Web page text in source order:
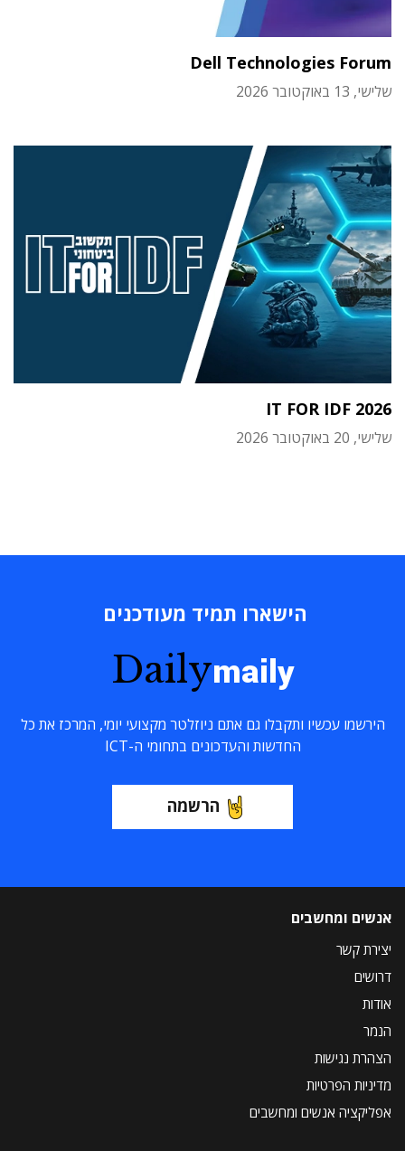
Dell Technologies Forum
שלישי, 13 באוקטובר 2026
IT FOR IDF 2026
שלישי, 20 באוקטובר 2026
הישארו תמיד מעודכנים
Dailymaily
הירשמו עכשיו ותקבלו גם אתם ניוזלטר מקצועי יומי, המרכז את כל
החדשות והעדכונים בתחומי ה-ICT
הרשמה
אנשים ומחשבים
יצירת קשר
דרושים
אודות
הנמר
הצהרת נגישות
מדיניות הפרטיות
אפליקציה אנשים ומחשבים